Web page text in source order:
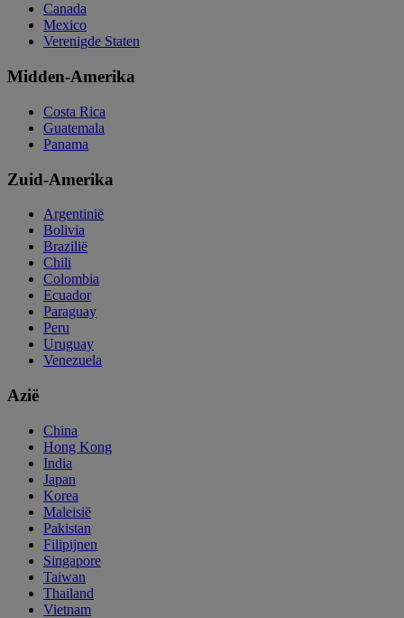
Canada
Mexico
Verenigde Staten
Midden-Amerika
Costa Rica
Guatemala
Panama
Zuid-Amerika
Argentinië
Bolivia
Brazilië
Chili
Colombia
Ecuador
Paraguay
Peru
Uruguay
Venezuela
Azië
China
Hong Kong
India
Japan
Korea
Maleisië
Pakistan
Filipijnen
Singapore
Taiwan
Thailand
Vietnam